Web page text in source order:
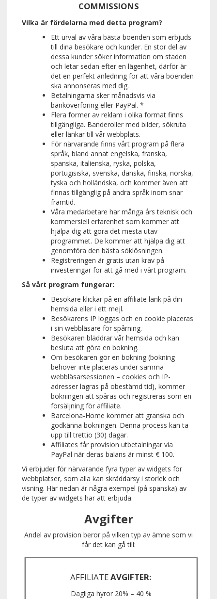
COMMISSIONS
Vilka är fördelarna med detta program?
Ett urval av våra bästa boenden som erbjuds
till dina besökare och kunder. En stor del av
dessa kunder söker information om staden
och letar sedan efter en lägenhet, därför är
det en perfekt anledning för att våra boenden
ska annonseras med dig.
Betalningarna sker månadsvis via
banköverföring eller PayPal. *
Flera former av reklam i olika format finns
tillgängliga. Banderoller med bilder, sökruta
eller länkar till vår webbplats.
För närvarande finns vårt program på flera
språk, bland annat engelska, franska,
spanska, italienska, ryska, polska,
portugisiska, svenska, danska, finska, norska,
tyska och holländska, och kommer även att
finnas tillgänglig på andra språk inom snar
framtid.
Våra medarbetare har många års teknisk och
kommersiell erfarenhet som kommer att
hjälpa dig att göra det mesta utav
programmet. De kommer att hjälpa dig att
genomföra den bästa söklösningen.
Registreringen är gratis utan krav på
investeringar för att gå med i vårt program.
Så vårt program fungerar:
Besökare klickar på en affiliate länk på din
hemsida eller i ett mejl.
Besökarens IP loggas och en cookie placeras
i sin webbläsare för spårning.
Besökaren bläddrar vår hemsida och kan
besluta att göra en bokning.
Om besökaren gör en bokning (bokning
behöver inte placeras under samma
webbläsarsessionen – cookies och IP-
adresser lagras på obestämd tid), kommer
bokningen att spåras och registreras som en
försäljning för affiliate.
Barcelona-Home kommer att granska och
godkänna bokningen. Denna process kan ta
upp till trettio (30) dagar.
Affiliates får provision utbetalningar via
PayPal när deras balans är minst € 100.
Vi erbjuder för närvarande fyra typer av widgets för
webbplatser, som alla kan skräddarsy i storlek och
visning. Här nedan är några exempel (på spanska) av
de typer av widgets har att erbjuda.
Avgifter
Andel av provision beror på vilken typ av ämne som vi
får det kan gå till:
AFFILIATEAVGIFTER:
Dagliga hyror 20% – 40 %